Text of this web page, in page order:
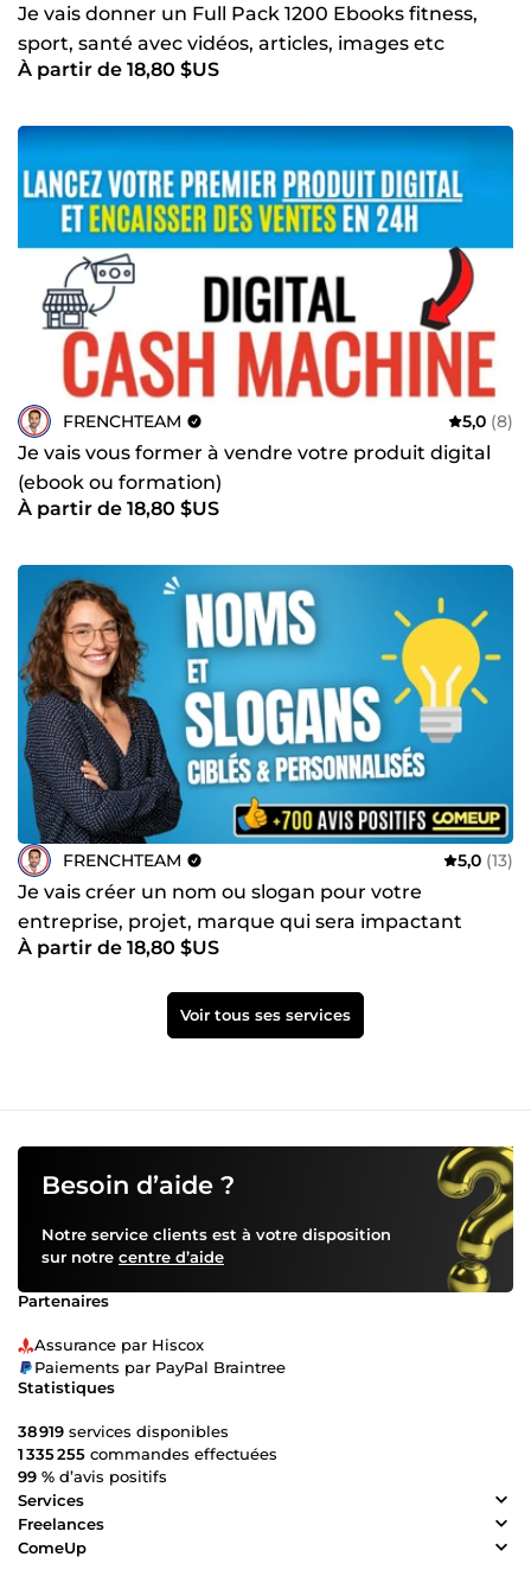
Je vais donner un Full Pack 1200 Ebooks fitness,
sport, santé avec vidéos, articles, images etc
À partir de 18,80 $US
FRENCHTEAM 5,0 (8)
Je vais vous former à vendre votre produit digital
(ebook ou formation)
À partir de 18,80 $US
FRENCHTEAM 5,0 (13)
Je vais créer un nom ou slogan pour votre
entreprise, projet, marque qui sera impactant
À partir de 18,80 $US
Voir tous ses services
Besoin d’aide ?
Notre service clients est à votre disposition
sur notre centre d’aide
Partenaires
Assurance par Hiscox
Paiements par PayPal Braintree
Statistiques
38 919 services disponibles
1 335 255 commandes effectuées
99 % d’avis positifs
Services
Freelances
ComeUp